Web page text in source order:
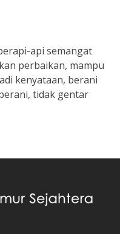
api semangat
perbaikan, mampu
kenyataan, berani
tidak gentar